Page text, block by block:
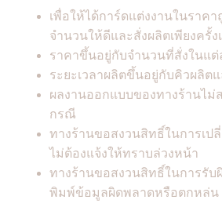
เพื่อให้ได้การ์ดแต่งงานในราค
จำนวนให้ดีและสั่งผลิตเพียงครั้ง
ราคาขึ้นอยู่กับจำนวนที่สั่งในแต่
ระยะเวลาผลิตขึ้นอยู่กับคิวผลิ
ผลงานออกแบบของทางร้านไม่
กรณี
ทางร้านขอสงวนสิทธิ์ในการเ
ไม่ต้องแจ้งให้ทราบล่วงหน้า
ทางร้านขอสงวนสิทธิ์ในการรับ
พิมพ์ข้อมูลผิดพลาดหรือตกหล่น